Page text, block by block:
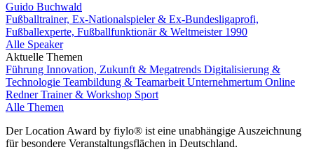
Guido Buchwald
Fußballtrainer, Ex-Nationalspieler & Ex-Bundesligaprofi,
Fußballexperte, Fußballfunktionär & Weltmeister 1990
Alle Speaker
Aktuelle Themen
Führung Innovation, Zukunft & Megatrends Digitalisierung &
Technologie Teambildung & Teamarbeit Unternehmertum Online
RednerTrainer & Workshop Sport
Alle Themen
Der Location Award by fiylo® ist eine unabhängige Auszeichnung
für besondere Veranstaltungsflächen in Deutschland.